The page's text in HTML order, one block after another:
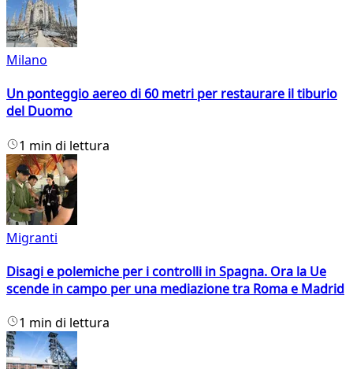
Milano
Un ponteggio aereo di 60 metri per restaurare il tiburio
del Duomo
1 min di lettura
Migranti
Disagi e polemiche per i controlli in Spagna. Ora la Ue
scende in campo per una mediazione tra Roma e Madrid
1 min di lettura